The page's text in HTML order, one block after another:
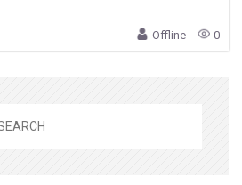
Offline 0